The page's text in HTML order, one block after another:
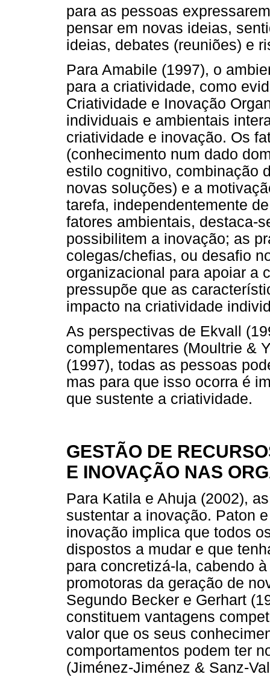
para as pessoas
pensar em novas ideias,
ideias, debates (reuniões) e
Para Amabile (1997), o
para a criatividade, como
Criatividade e Inovação
individuais e ambientais
criatividade e inovação. Os
(conhecimento num dado
estilo cognitivo, combinação
novas soluções) e a
tarefa, independentemente
fatores ambientais, destaca-
possibilitem a inovação; as
colegas/chefias, ou desafio
organizacional para apoiar a
pressupõe que as
impacto na criatividade
As perspectivas de Ekvall
complementares (Moultrie &
(1997), todas as pessoas
mas para que isso ocorra é
que sustente a criatividade.
GESTÃO DE
E INOVAÇÃO NAS
Para Katila e Ahuja (2002),
sustentar a inovação. Paton
inovação implica que todos
dispostos a mudar e que
para concretizá-la, cabendo
promotoras da geração de
Segundo Becker e Gerhart
constituem vantagens
valor que os seus
comportamentos podem ter
(Jiménez-Jiménez & Sanz-